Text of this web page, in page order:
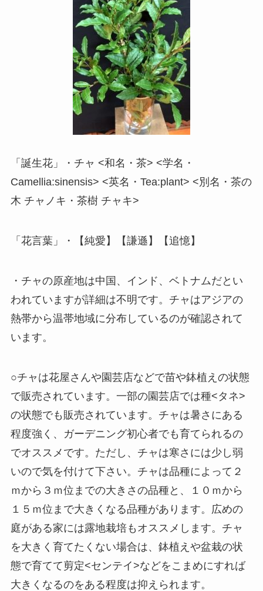
「誕生花」・チャ <和名・茶> <学名・
Camellia:sinensis> <英名・Tea:plant> <別名・茶の
木 チャノキ・茶樹 チャキ>
「花言葉」・【純愛】【謙遜】【追憶】
・チャの原産地は中国、インド、ベトナムだとい
われていますが詳細は不明です。チャはアジアの
熱帯から温帯地域に分布しているのが確認されて
います。
○チャは花屋さんや園芸店などで苗や鉢植えの状態
で販売されています。一部の園芸店では種<タネ>
の状態でも販売されています。チャは暑さにある
程度強く、ガーデニング初心者でも育てられるの
でオススメです。ただし、チャは寒さには少し弱
いので気を付けて下さい。チャは品種によって２
ｍから３ｍ位までの大きさの品種と、１０ｍから
１５ｍ位まで大きくなる品種があります。広めの
庭がある家には露地栽培もオススメします。チャ
を大きく育てたくない場合は、鉢植えや盆栽の状
態で育てて剪定<センテイ>などをこまめにすれば
大きくなるのをある程度は抑えられます。